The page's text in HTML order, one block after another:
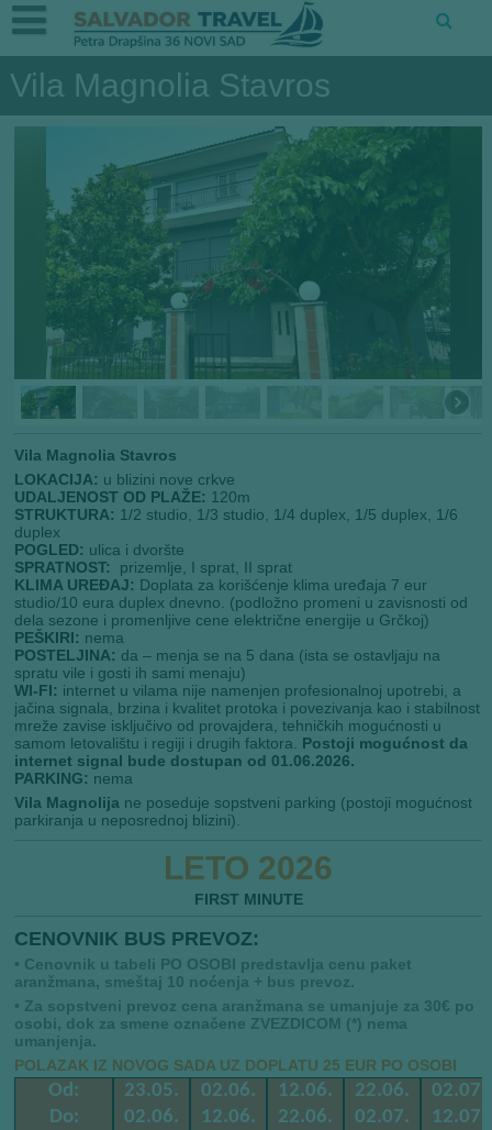
Vila Magnolia Stavros
Vila Magnolia Stavros
LOKACIJA: u blizini nove crkve
UDALJENOST OD PLAŽE: 120m
STRUKTURA: 1/2 studio, 1/3 studio, 1/4 duplex, 1/5 duplex, 1/6
duplex
POGLED: ulica i dvoršte
SPRATNOST:
prizemlje, I sprat, II sprat
KLIMA UREĐAJ: Doplata za korišćenje klima uređaja 7 eur
studio/10 eura duplex dnevno. (podložno promeni u zavisnosti od
dela sezone i promenljive cene električne energije u Grčkoj)
PEŠKIRI: nema
POSTELJINA: da – menja se na 5 dana (ista se ostavljaju na
spratu vile i gosti ih sami menaju)
WI-FI: internet u vilama nije namenjen profesionalnoj upotrebi, a
jačina signala, brzina i kvalitet protoka i povezivanja kao i stabilnost
mreže zavise isključivo od provajdera, tehničkih mogućnosti u
samom letovalištu i regiji i drugih faktora. Postoji mogućnost da
internet signal bude dostupan od 01.06.2026.
PARKING: nema
Vila Magnolija ne poseduje sopstveni parking (postoji mogućnost
parkiranja u neposrednoj blizini).
LETO 2026
FIRST MINUTE
CENOVNIK BUS PREVOZ:
• Cenovnik u tabeli PO OSOBI predstavlja cenu paket
aranžmana, smeštaj 10 noćenja + bus prevoz.
• Za sopstveni prevoz cena aranžmana se umanjuje za 30€ po
osobi, dok za smene označene ZVEZDICOM (*) nema
umanjenja.
POLAZAK IZ NOVOG SADA UZ DOPLATU 25 EUR PO OSOBI
Od:
Do:
23.05.
02.06.
02.06.
12.06.
12.06.
22.06.
22.06.
02.07.
02.07.
12.07.